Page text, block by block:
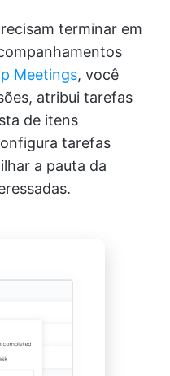
terminar em
Meetings, você
atribui tarefas
de itens
tarefas
a pauta da